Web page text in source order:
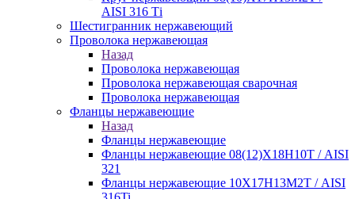
AISI 316 Тi
Шестигранник нержавеющий
Проволока нержавеющая
Назад
Проволока нержавеющая
Проволока нержавеющая сварочная
Проволока нержавеющая
Фланцы нержавеющие
Назад
Фланцы нержавеющие
Фланцы нержавеющие 08(12)Х18Н10Т / AISI
321
Фланцы нержавеющие 10Х17Н13М2Т / AISI